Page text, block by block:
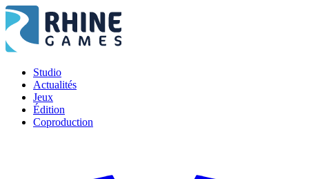
Studio
Actualités
Jeux
Édition
Coproduction